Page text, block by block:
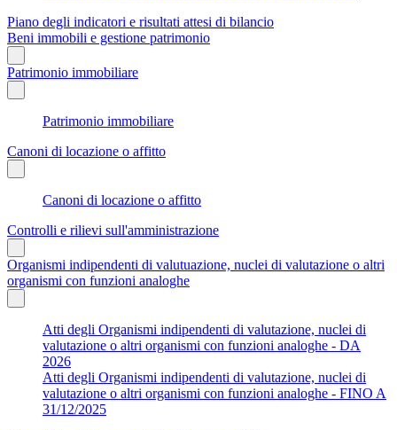
Piano degli indicatori e risultati attesi di bilancio
Beni immobili e gestione patrimonio
Patrimonio immobiliare
Patrimonio immobiliare
Canoni di locazione o affitto
Canoni di locazione o affitto
Controlli e rilievi sull'amministrazione
Organismi indipendenti di valutuazione, nuclei di valutazione o altri
organismi con funzioni analoghe
Atti degli Organismi indipendenti di valutazione, nuclei di
valutazione o altri organismi con funzioni analoghe - DA
2026
Atti degli Organismi indipendenti di valutazione, nuclei di
valutazione o altri organismi con funzioni analoghe - FINO A
31/12/2025